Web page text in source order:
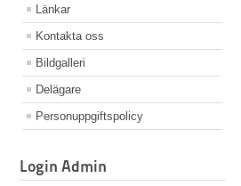
Länkar
Kontakta oss
Bildgalleri
Delägare
Personuppgiftspolicy
Login Admin